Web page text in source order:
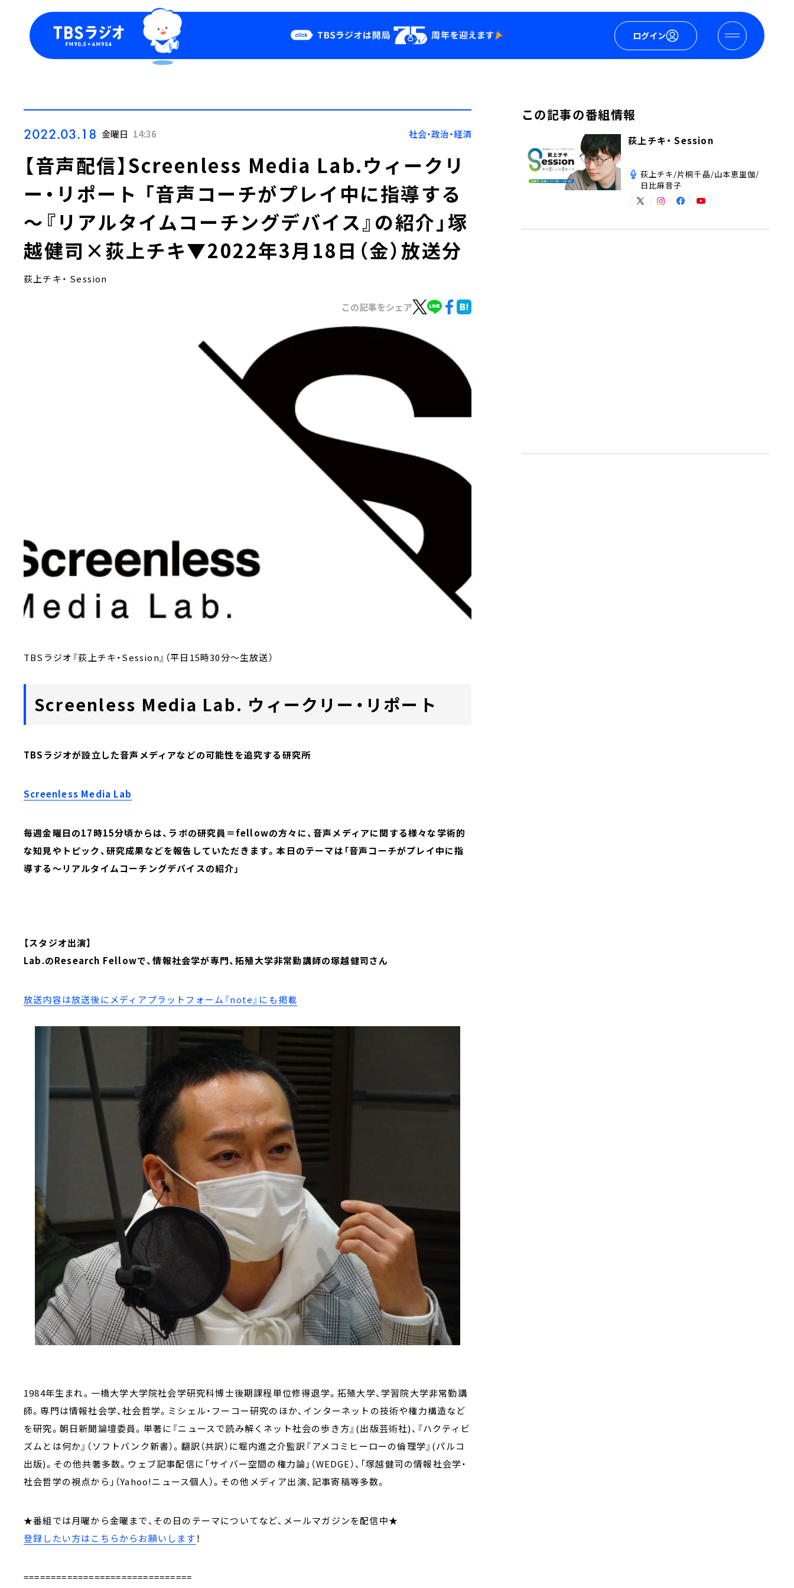
ログイン
Podcast
YouTube
会社情報
2022.03.18 金曜日 14:36 社会・政治・経済
【音声配信】Screenless Media Lab.ウィークリ
ー・リポート 「音声コーチがプレイ中に指導する
～『リアルタイムコーチングデバイス』の紹介」塚
越健司×荻上チキ▼2022年3月18日（金）放送分
荻上チキ・ Session
この記事をシェア
TBSラジオ『荻上チキ・Session』（平日15時30分～生放送）
Screenless Media Lab. ウィークリー・リポート
TBSラジオが設立した音声メディアなどの可能性を追究する研究所
Screenless Media Lab
毎週金曜日の17時15分頃からは、ラボの研究員＝fellowの方々に、音声メディアに関する様々な学術的
な知見やトピック、研究成果などを報告していただきます。本日のテーマは「音声コーチがプレイ中に指
導する～リアルタイムコーチングデバイスの紹介」
【スタジオ出演】
Lab.のResearch Fellowで、情報社会学が専門、拓殖大学非常勤講師の塚越健司さん
放送内容は放送後にメディアプラットフォーム『note』にも掲載
1984年生まれ。一橋大学大学院社会学研究科博士後期課程単位修得退学。拓殖大学、学習院大学非常勤講
師。専門は情報社会学、社会哲学。ミシェル・フーコー研究のほか、インターネットの技術や権力構造など
を研究。朝日新聞論壇委員。単著に『ニュースで読み解くネット社会の歩き方』(出版芸術社)、『ハクティビ
ズムとは何か』（ソフトバンク新書）。翻訳（共訳）に堀内進之介監訳『アメコミヒーローの倫理学』(パルコ
出版)。その他共著多数。ウェブ記事配信に「サイバー空間の権力論」（WEDGE）、「塚越健司の情報社会学・
社会哲学の視点から」（Yahoo!ニュース個人）。その他メディア出演、記事寄稿等多数。
★番組では月曜から金曜まで、その日のテーマについてなど、メールマガジンを配信中★
登録したい方はこちらからお願いします！
===============================
この記事の番組情報
荻上チキ・ Session
荻上チキ/片桐千晶/山本恵里伽/
日比麻音子